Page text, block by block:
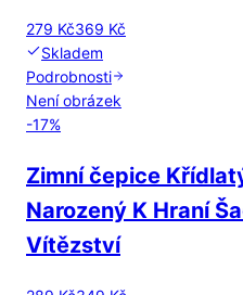
279 Kč369 Kč
Skladem
Podrobnosti
Není obrázek
-17%
Zimní čepice
Narozený K Hraní
Vítězství